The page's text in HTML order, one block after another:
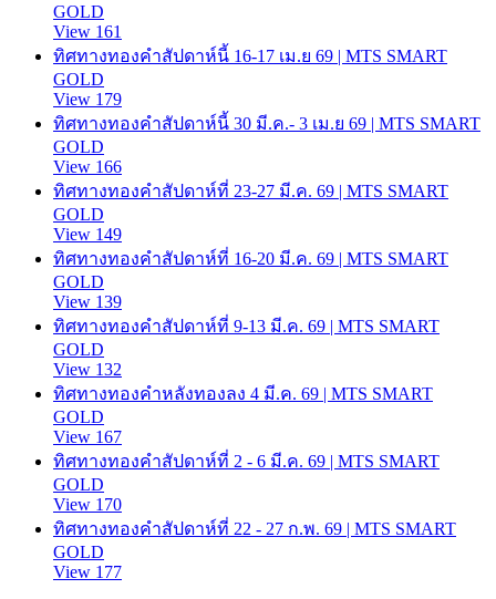
GOLD
View 161
ทิศทางทองคำสัปดาห์นี้ 16-17 เม.ย 69 | MTS SMART
GOLD
View 179
ทิศทางทองคำสัปดาห์นี้ 30 มี.ค.- 3 เม.ย 69 | MTS SMART
GOLD
View 166
ทิศทางทองคำสัปดาห์ที่ 23-27 มี.ค. 69 | MTS SMART
GOLD
View 149
ทิศทางทองคำสัปดาห์ที่ 16-20 มี.ค. 69 | MTS SMART
GOLD
View 139
ทิศทางทองคำสัปดาห์ที่ 9-13 มี.ค. 69 | MTS SMART
GOLD
View 132
ทิศทางทองคำหลังทองลง 4 มี.ค. 69 | MTS SMART
GOLD
View 167
ทิศทางทองคำสัปดาห์ที่ 2 - 6 มี.ค. 69 | MTS SMART
GOLD
View 170
ทิศทางทองคำสัปดาห์ที่ 22 - 27 ก.พ. 69 | MTS SMART
GOLD
View 177